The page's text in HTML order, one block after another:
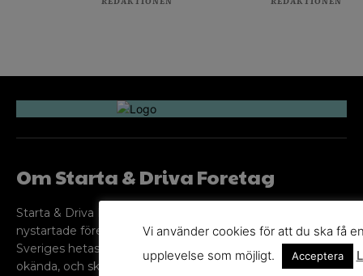
Om Starta & Driva Foretag
Starta & Driva Företag är ett magasin som riktar sig till alla
nystartade företagare i hela landet. Vi intervjuar några av
Sveriges hetaste entreprenörer, kända såväl someeeee
okända, och skriver om ämnen som intresserar och
Vi använder cookies för att du ska få
upplevelse som möjligt.
Acceptera